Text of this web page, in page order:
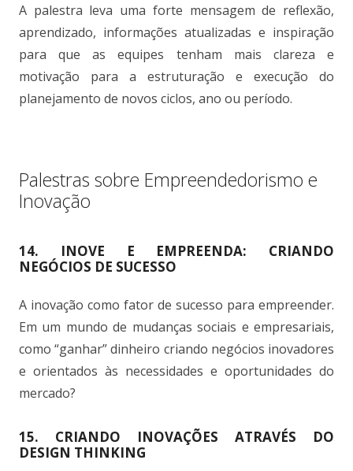
A palestra leva uma forte mensagem de reflexão,
aprendizado, informações atualizadas e inspiração
para que as equipes tenham mais clareza e
motivação para a estruturação e execução do
planejamento de novos ciclos, ano ou período.
Palestras sobre Empreendedorismo e
Inovação
14. INOVE E EMPREENDA: CRIANDO
NEGÓCIOS DE SUCESSO
A inovação como fator de sucesso para empreender.
Em um mundo de mudanças sociais e empresariais,
como “ganhar” dinheiro criando negócios inovadores
e orientados às necessidades e oportunidades do
mercado?
15. CRIANDO INOVAÇÕES ATRAVÉS DO
DESIGN THINKING